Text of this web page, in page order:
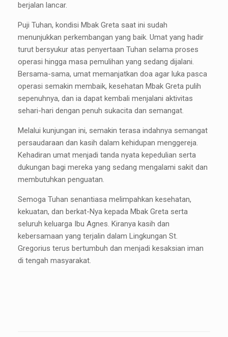
berjalan lancar.
Puji Tuhan, kondisi Mbak Greta saat ini sudah
menunjukkan perkembangan yang baik. Umat yang hadir
turut bersyukur atas penyertaan Tuhan selama proses
operasi hingga masa pemulihan yang sedang dijalani.
Bersama-sama, umat memanjatkan doa agar luka pasca
operasi semakin membaik, kesehatan Mbak Greta pulih
sepenuhnya, dan ia dapat kembali menjalani aktivitas
sehari-hari dengan penuh sukacita dan semangat.
Melalui kunjungan ini, semakin terasa indahnya semangat
persaudaraan dan kasih dalam kehidupan menggereja.
Kehadiran umat menjadi tanda nyata kepedulian serta
dukungan bagi mereka yang sedang mengalami sakit dan
membutuhkan penguatan.
Semoga Tuhan senantiasa melimpahkan kesehatan,
kekuatan, dan berkat-Nya kepada Mbak Greta serta
seluruh keluarga Ibu Agnes. Kiranya kasih dan
kebersamaan yang terjalin dalam Lingkungan St.
Gregorius terus bertumbuh dan menjadi kesaksian iman
di tengah masyarakat.